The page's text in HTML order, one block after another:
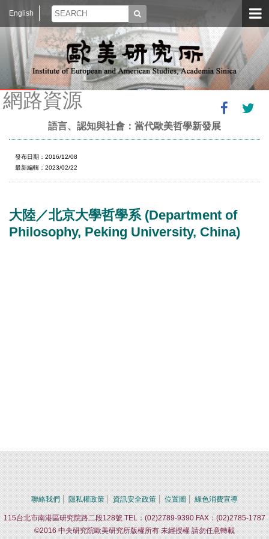
English
網路資源
語言、認知與社會：當代歐美哲學新發展
發布日期：2016/12/08
最新編輯：2023/02/22
大陸／北京大學哲學系 (Department of
Philosophy, Peking University, China)
聯絡我們 隱私權政策 資訊安全政策 位置圖 綠色消費宣導
115台北市南港區研究院路二段128號 TEL：(02)2789-9390 FAX：(02)2785-1787
©2016 中央研究院歐美研究所版權所有 未經授權 請勿任意轉載